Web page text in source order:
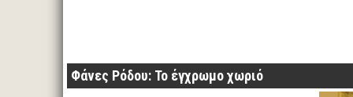
Φάνες Ρόδου: Το έγχρωμο χωριό